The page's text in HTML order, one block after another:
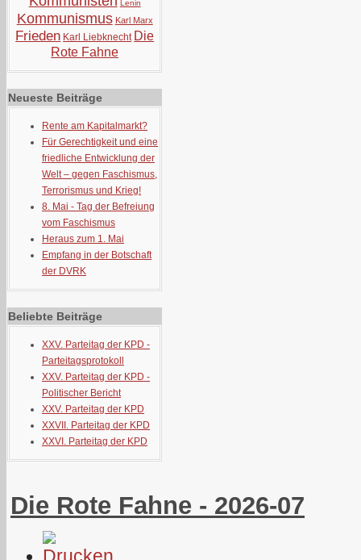
Lenin
Kommunismus Karl Marx
Frieden Karl Liebknecht Die
Rote Fahne
Neueste Beiträge
Rente am Kapitalmarkt?
Für Gerechtigkeit und eine
friedliche Entwicklung der
Welt – gegen Faschismus,
Terrorismus und Krieg!
8. Mai - Tag der Befreiung
vom Faschismus
Heraus zum 1. Mai
Empfang in der Botschaft
der DVRK
Beliebte Beiträge
XXV. Parteitag der KPD -
Parteitagsprotokoll
XXV. Parteitag der KPD -
Politischer Bericht
XXV. Parteitag der KPD
XXVII. Parteitag der KPD
XXVI. Parteitag der KPD
Die Rote Fahne - 2026-07